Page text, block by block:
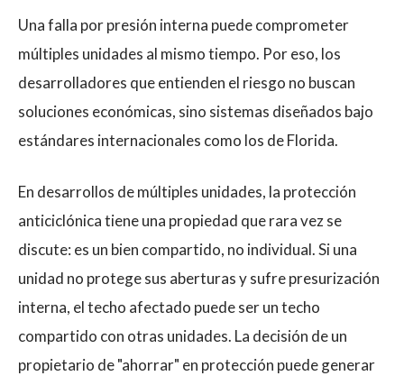
Una falla por presión interna puede comprometer
múltiples unidades al mismo tiempo. Por eso, los
desarrolladores que entienden el riesgo no buscan
soluciones económicas, sino sistemas diseñados bajo
estándares internacionales como los de Florida.
En desarrollos de múltiples unidades, la protección
anticiclónica tiene una propiedad que rara vez se
discute: es un bien compartido, no individual. Si una
unidad no protege sus aberturas y sufre presurización
interna, el techo afectado puede ser un techo
compartido con otras unidades. La decisión de un
propietario de "ahorrar" en protección puede generar